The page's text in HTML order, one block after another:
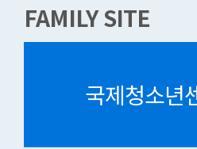
FAMILY SITE
국제청소년